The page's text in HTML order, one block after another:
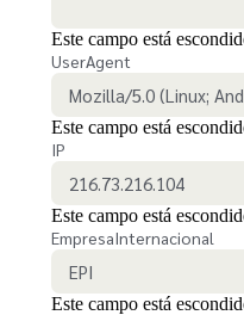
Este campo está
UserAgent
Este campo está
IP
Este campo está
EmpresaInternacional
Este campo está